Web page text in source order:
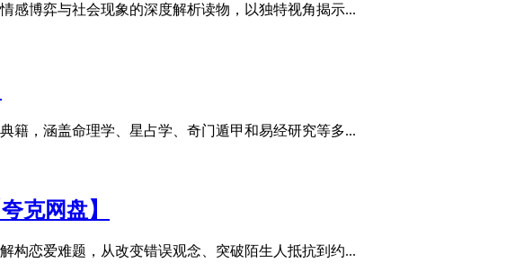
感博弈与社会现象的深度解析读物，以独特视角揭示...
籍，涵盖命理学、星占学、奇门遁甲和易经研究等多...
克网盘】
构恋爱难题，从改变错误观念、突破陌生人抵抗到约...